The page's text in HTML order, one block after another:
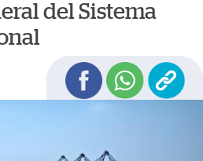
del Sistema